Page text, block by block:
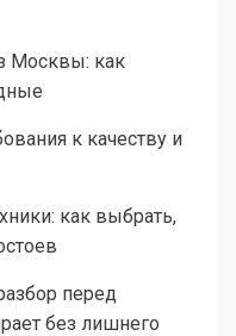
Москвы: как
к качеству и
как выбрать,
перед
без лишнего